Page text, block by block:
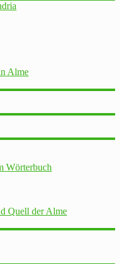
Alme
Wörterbuch
Quell der Alme